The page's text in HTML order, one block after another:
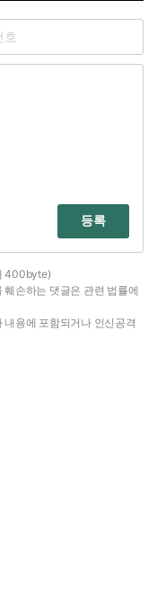
등록
400byte)
손하는 댓글은 관련 법률에
용에 포함되거나 인신공격